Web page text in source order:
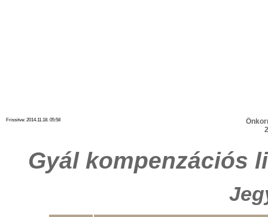
Frissitve: 2014.11.18. 05:58
Gyál kompenzációs